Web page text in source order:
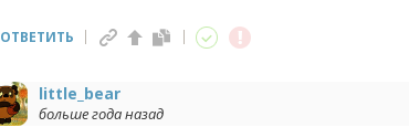
ОТВЕТИТЬ
little_bear
больше года назад